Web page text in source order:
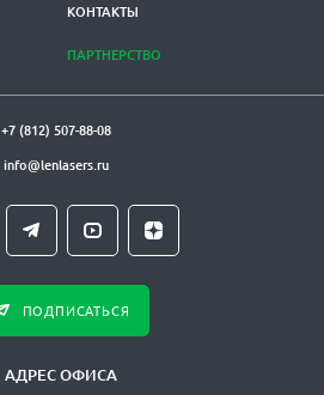
КОНТАКТЫ
ПАРТНЕРСТВО
+7 (812) 507-88-08
info@lenlasers.ru
ПОДПИСАТЬСЯ
АДРЕС ОФИСА